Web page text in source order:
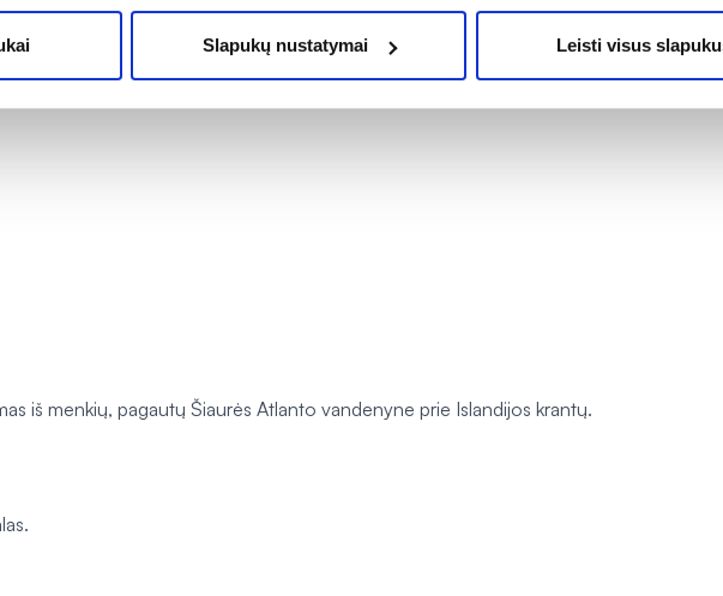
Slapukų nustatymai Leisti visus
iš menkių, pagautų Šiaurės Atlanto vandenyne prie Islandijos krantų.